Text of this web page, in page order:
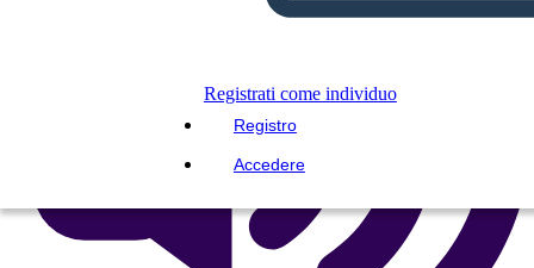
Registrati come individuo
Registro
Accedere